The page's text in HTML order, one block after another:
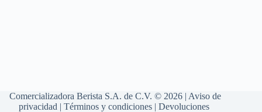
Comercializadora Berista S.A. de C.V. © 2026 | Aviso de
privacidad |Términos y condiciones |Devoluciones